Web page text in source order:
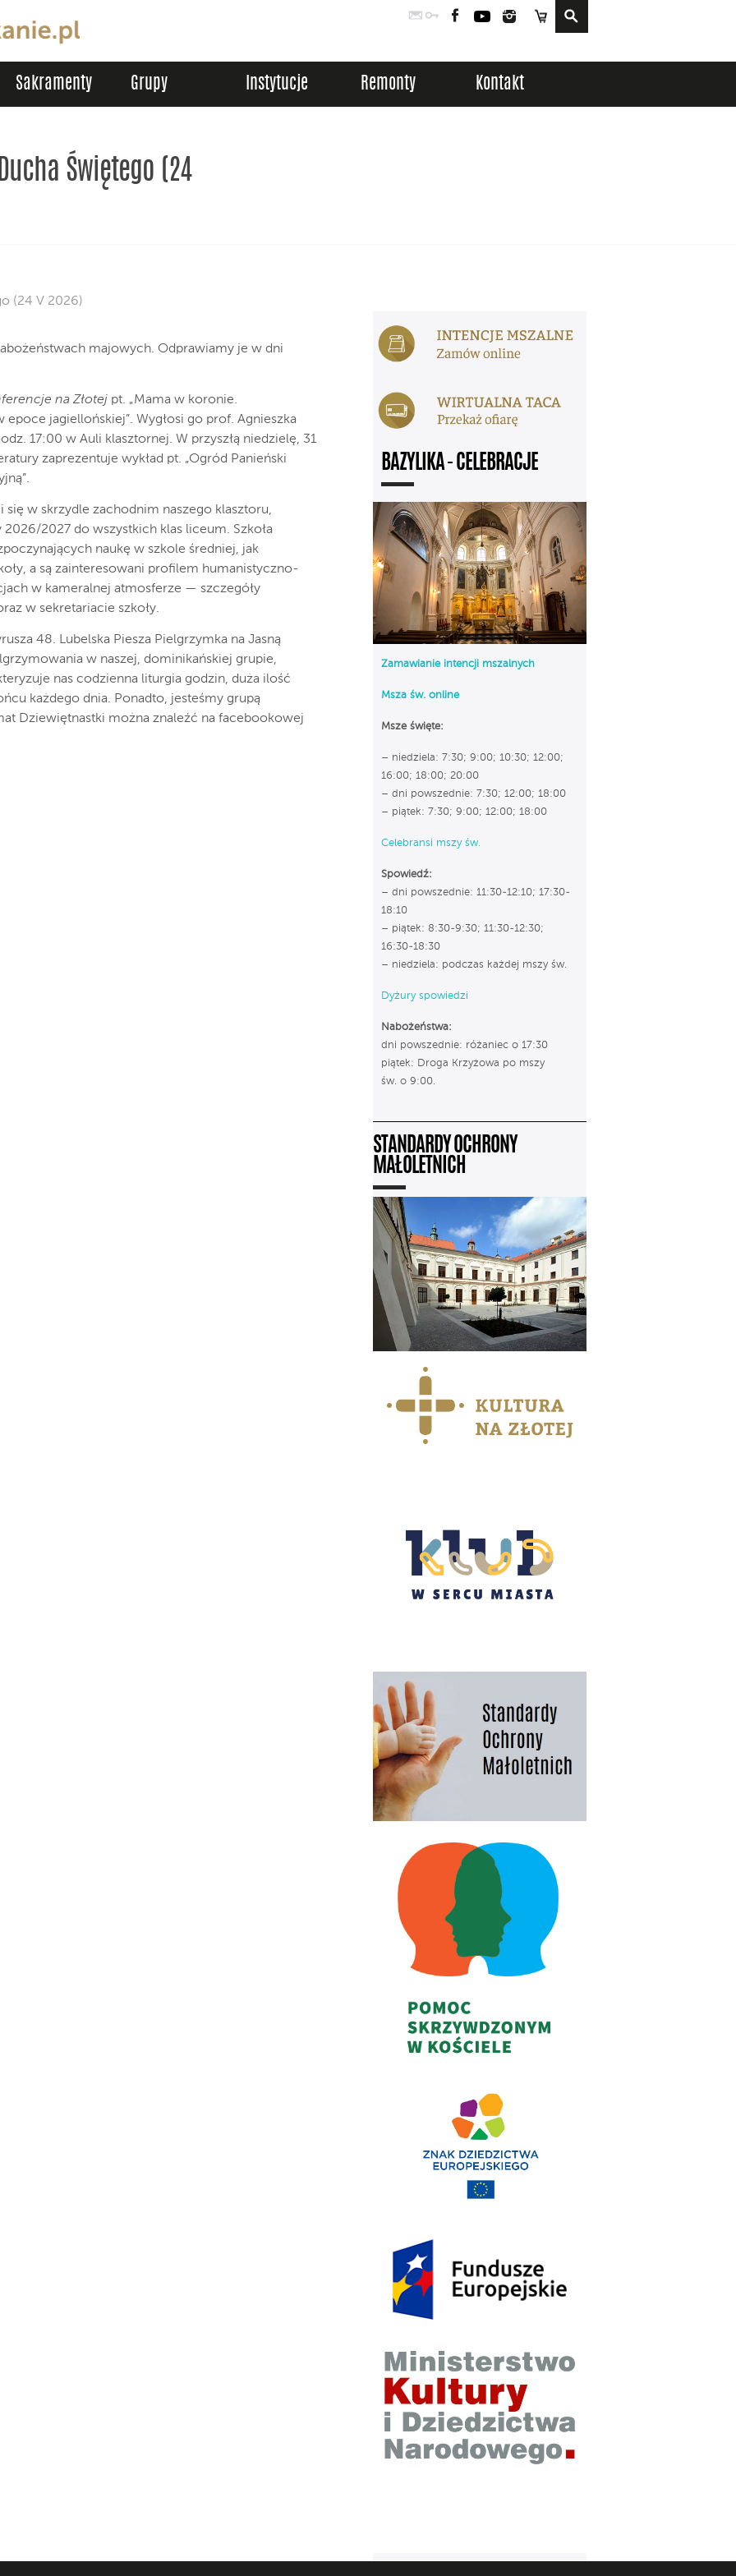
PocztaLogowanie
FacebookYouTubeInstagram
Sklep
Sakramenty Grupy Instytucje Remonty Kontakt
Świętego (24
(24 V 2026)
majowych. Odprawiamy je w dni
na Złotej pt. „Mama w koronie.
jagiellońskiej”. Wygłosi go prof. Agnieszka
17:00 w Auli klasztornej. W przyszłą niedzielę, 31
zaprezentuje wykład pt. „Ogród Panieński
w skrzydle zachodnim naszego klasztoru,
2027 do wszystkich klas liceum. Szkoła
naukę w szkole średniej, jak
a są zainteresowani profilem humanistyczno-
w kameralnej atmosferze — szczegóły
w sekretariacie szkoły.
48. Lubelska Piesza Pielgrzymka na Jasną
w naszej, dominikańskiej grupie,
nas codzienna liturgia godzin, duża ilość
każdego dnia. Ponadto, jesteśmy grupą
Dziewiętnastki można znaleźć na facebookowej
BAZYLIKA - CELEBRACJE
Zamawianie intencji mszalnych
Msza św. online
Msze święte:
– niedziela: 7:30; 9:00; 10:30; 12:00;
16:00; 18:00; 20:00
– dni powszednie: 7:30; 12:00; 18:00
– piątek: 7:30; 9:00; 12:00; 18:00
Celebransi mszy św.
Spowiedź:
– dni powszednie: 11:30-12:10; 17:30-
18:10
– piątek: 8:30-9:30; 11:30-12:30;
16:30-18:30
– niedziela: podczas każdej mszy św.
Dyżury spowiedzi
Nabożeństwa:
dni powszednie: różaniec o 17:30
piątek: Droga Krzyżowa po mszy
św. o 9:00.
STANDARDY OCHRONY
MAŁOLETNICH